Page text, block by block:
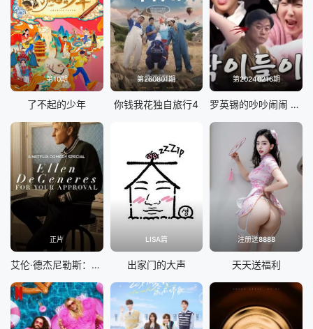
20250905(加更版) 20250904(第4期)
20250903(假期日记) 20250829(加更版)
20250828(特别企划) 20250828(第3期)
20250827(假期日记) 20250822(加更版)
20250821 20250821(特别企划)
20250821(第2期) 20250820
20250820(假期日记) 20250815(加更版)
20250814(第1期) 20250813(特别企划)
20250813(集结篇)
第10期
了不起的少年
第260801期
你钱我花独自旅行4
第20240216期
罗英锡的吵吵闹闹 蹦蹦地球游戏厅篇
正片
艾伦·德杰尼勒斯：请你许可
LISA篇
出家门的大声
注册送8888
天天送福利